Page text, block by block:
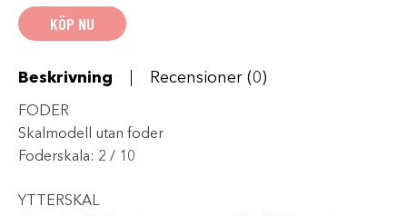
Black/Mint
Fade
mängd
KÖP NU
Beskrivning Recensioner (0)
FODER
Skalmodell utan foder
Foderskala: 2 / 10
YTTERSKAL